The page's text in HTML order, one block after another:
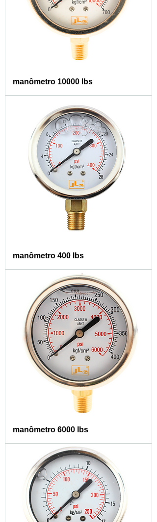
manômetro 10000 lbs
manômetro 400 lbs
manômetro 6000 lbs